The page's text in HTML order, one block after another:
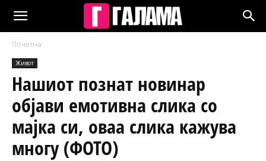
Почетна
Живот
Нашиот познат новинар
објави емотивна слика cо
мајка си, оваа слика кажува
многу (ФОТО)